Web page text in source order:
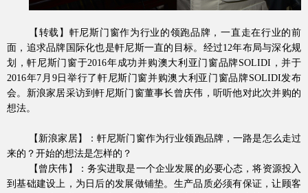
品牌资讯
【转载 】 軒尼斯门窗作为行业的领跑品牌 ，一直走在行业的前
面， 追求品牌 国际化也是軒尼斯一直的目标。经过12年布局与深化规
划，軒尼斯门窗于2016年成功并购澳大利亚门窗品牌SOLIDI ，并于
2016年7月9日举行了軒尼斯门窗并购澳大利亚门窗品牌SOLIDI发布
会。 新浪家居采访到軒尼斯门窗董事长曾庆伟，听听他对此次并购的
想法。
【新浪家居】：軒尼斯门窗作为行业领跑品牌，一路是怎么走过
来的？开始的想法是怎样的？
【曾庆伟】：务实进取是一个企业发展的必要心态，将资源投入
到基础建设上，为日后的发展做铺垫。生产品质必须有保证，让顾客